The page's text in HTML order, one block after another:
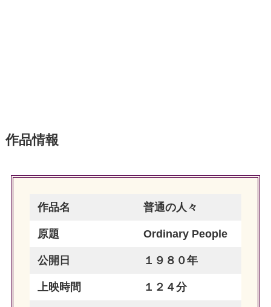
作品情報
作品名 普通の人々
原題 Ordinary People
公開日 １９８０年
上映時間 １２４分